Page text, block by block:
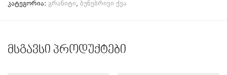
კატეგორია: გრანიტი, ბუნებრივი ქვა
მსგავსი პროდუქტები